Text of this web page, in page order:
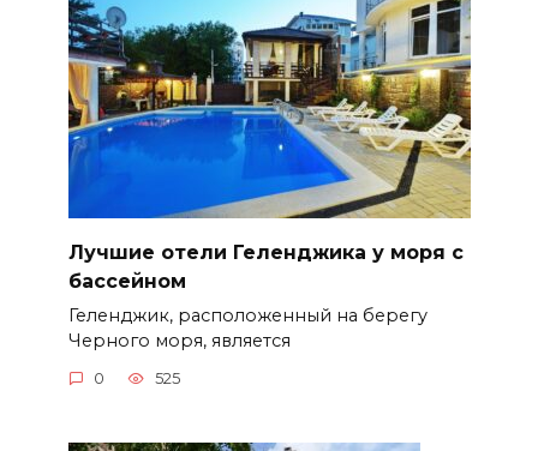
Лучшие отели Геленджика у моря с
бассейном
Геленджик, расположенный на берегу
Черного моря, является
0 525